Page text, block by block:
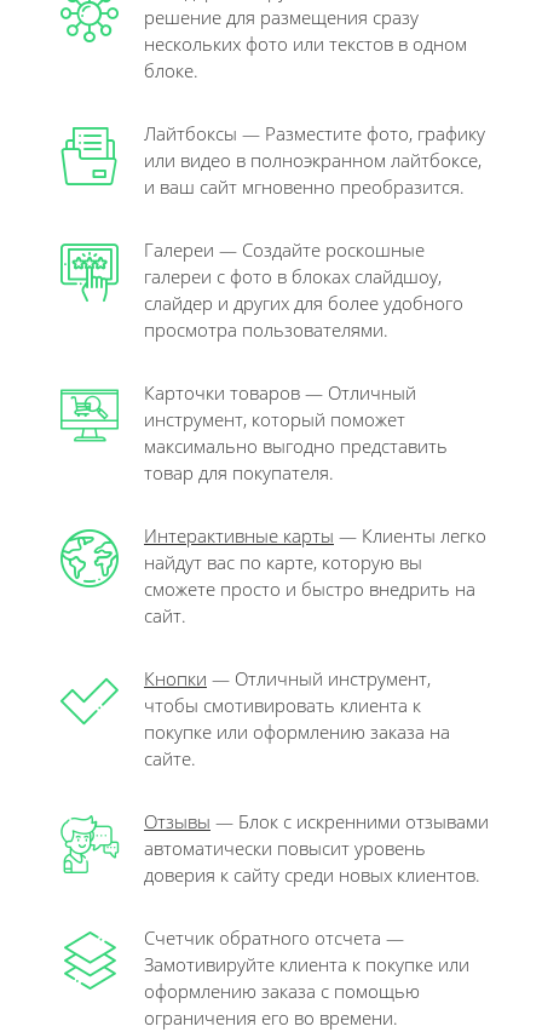
решение для размещения сразу
нескольких фото или текстов в одном
блоке.
Лайтбоксы — Разместите фото, графику
или видео в полноэкранном лайтбоксе,
и ваш сайт мгновенно преобразится.
Галереи — Создайте роскошные
галереи с фото в блоках слайдшоу,
слайдер и других для более удобного
просмотра пользователями.
Карточки товаров — Отличный
инструмент, который поможет
максимально выгодно представить
товар для покупателя.
Интерактивные карты — Клиенты легко
найдут вас по карте, которую вы
сможете просто и быстро внедрить на
сайт.
Кнопки — Отличный инструмент,
чтобы смотивировать клиента к
покупке или оформлению заказа на
сайте.
Отзывы — Блок с искренними отзывами
автоматически повысит уровень
доверия к сайту среди новых клиентов.
Счетчик обратного отсчета —
Замотивируйте клиента к покупке или
оформлению заказа с помощью
ограничения его во времени.